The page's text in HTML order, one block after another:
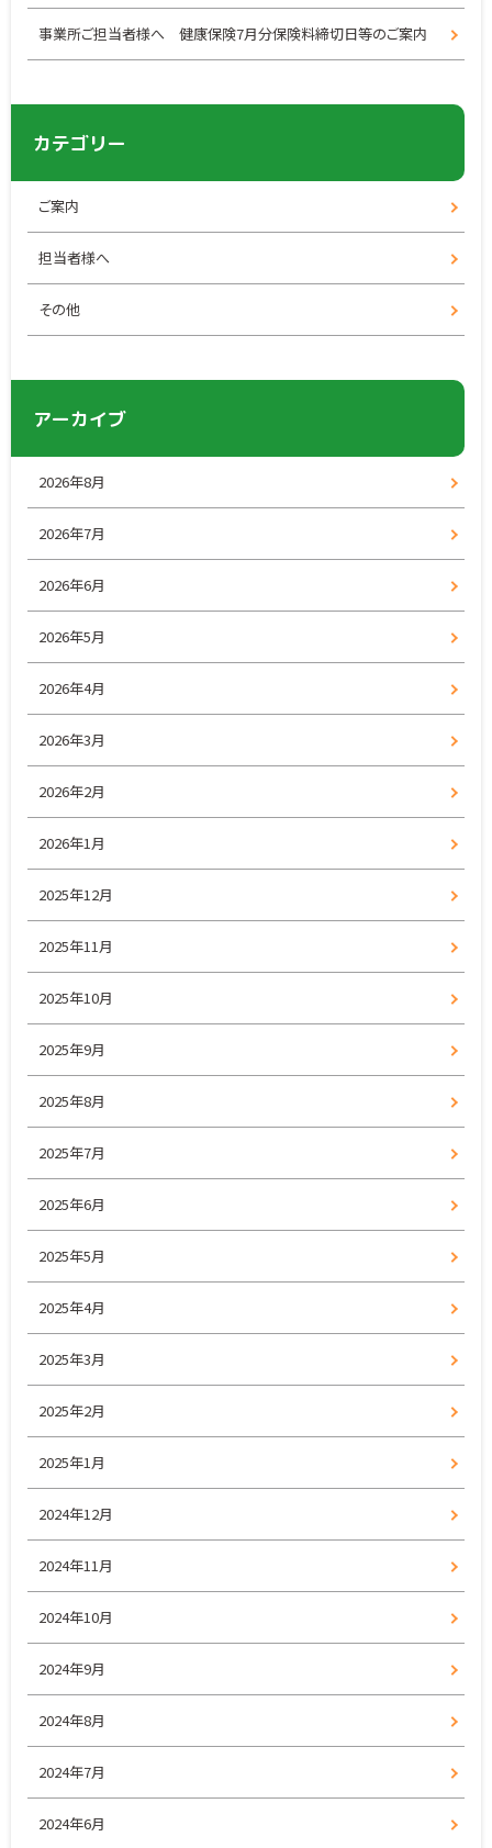
事業所ご担当者様へ 健康保険7月分保険料締切日等のご案内
カテゴリー
ご案内
担当者様へ
その他
アーカイブ
2026年8月
2026年7月
2026年6月
2026年5月
2026年4月
2026年3月
2026年2月
2026年1月
2025年12月
2025年11月
2025年10月
2025年9月
2025年8月
2025年7月
2025年6月
2025年5月
2025年4月
2025年3月
2025年2月
2025年1月
2024年12月
2024年11月
2024年10月
2024年9月
2024年8月
2024年7月
2024年6月